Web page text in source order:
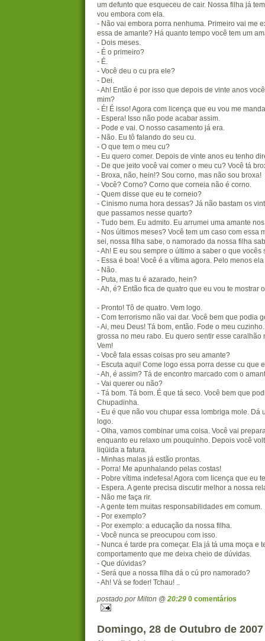
um defunto que esqueceu de cair. Nossa filha já
vou embora com ela.
- Não vai embora porra nenhuma. Primeiro vai me
essa de amante? Há quanto tempo você tem um
- Dois meses.
- É o primeiro?
- É.
- Você deu o cu pra ele?
- Dei.
- Ah! Então é por isso que depois de vinte anos
mim?
- É! É isso! Agora com licença que eu vou me
- Espera! Isso não pode acabar assim.
- Pode e vai. O nosso casamento já era.
- Não. Eu tô falando do seu cu.
- O que tem o meu cu?
- Eu quero comer. Depois de vinte anos eu tenho
- De que jeito você vai comer o meu cu? Você tá
- Broxa, não, hein!? Sou corno, mas não sou broxa!
- Você? Corno? Corno que corneia não é corno.
- Quem disse que eu te corneio?
- Cinismo numa hora dessas? Já não bastam os
que passamos nesse quarto?
- Tudo bem. Eu admito. Eu arrumei uma amante
- Nos últimos meses? Você tem um caso com essa
sei, nossa filha sabe, o namorado da nossa filha
- Ah! E eu sou sempre o último a saber o que vocês
- Essa é boa! Você é a vítima agora. Pelo menos
- Não.
- Puta, mas tu é azarado, hein?
- Ah, é? Então fica de quatro que eu vou te mostrar
- Pronto! Tô de quatro. Vem logo.
- Com terrorismo não vai dar. Você bem que podia
- Ai, meu Deus! Tá bom, então. Fode o meu
grossa no meu rabo. Eu quero sentir esse caralhão
Vem!
- Você fala essas coisas pro seu amante?
- Escuta aqui! Come logo essa porra desse cu que
- Ah, é assim? Tá de encontro marcado com o
- Vai querer ou não?
- Tá bom. Tá bom. É que tá seco. Você bem que
Chupadinha.
- Eu é que não vou chupar essa lombriga mole. Dá
logo.
- Olha, vamos combinar uma coisa. Você vai
enquanto eu relaxo um pouquinho. Depois você
liqüida a fatura.
- Minhas malas já estão prontas.
- Porra! Me apunhalando pelas costas!
- Pobre vítima indefesa! Agora com licença que eu
- Espera. A gente precisa discutir melhor a nossa
- Não me faça rir.
- A gente tem muitas responsabilidades em comum.
- Por exemplo?
- Por exemplo: a educação da nossa filha.
- Você nunca se preocupou com isso.
- Nunca é tarde pra começar. Ela já tá uma moça e
comportamento que me deixa cheio de dúvidas.
- Que dúvidas?
- Será que a nossa filha dá o cú pro namorado?
- Ah! Vá se foder! Tchau! ..
postado por Milton @ 20:29 0 comentários
Domingo, 28 de Outubro de 2007